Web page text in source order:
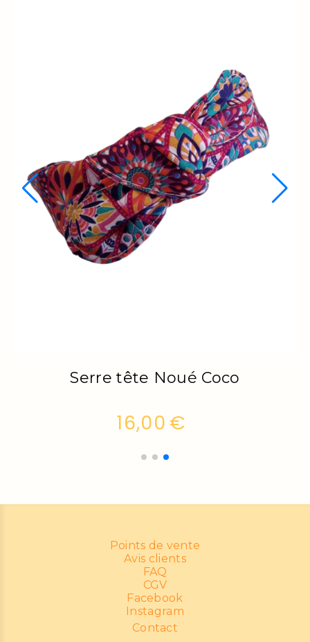
Serre tête Boho - Samba
18,00 €
Points de vente
Avis clients
FAQ
CGV
Facebook
Instagram
Contact